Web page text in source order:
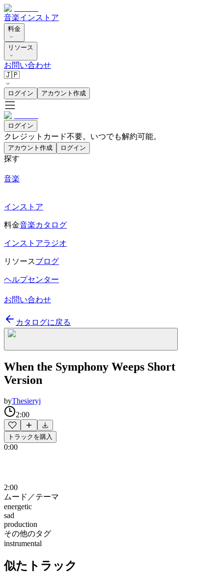
音楽インストア
料金
リソース
お問い合わせ
🇯🇵
ログイン アカウント作成
ログイン
クレジットカード不要。いつでも解約可能。
アカウント作成 ログイン
探す
音楽
インストア
料金音楽カタログ
インストアラジオ
リソースブログ
ヘルプセンター
お問い合わせ
カタログに戻る
When the Symphony Weeps Short
Version
byThesieryj
2:00
トラックを購入
0:00
2:00
ムード／テーマ
energetic
sad
production
その他のタグ
instrumental
似たトラック